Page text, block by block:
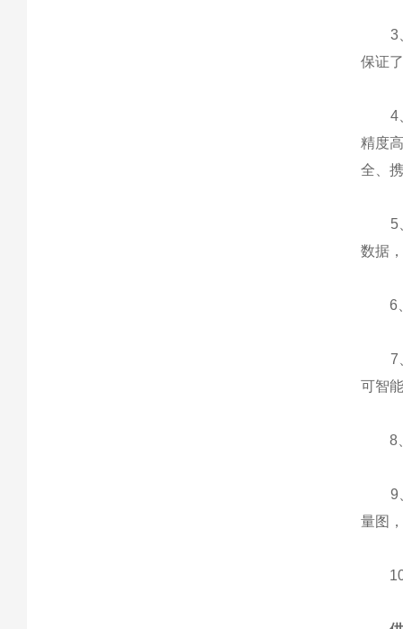
3、
保证
4、
精度
全、
5、
数据
6、
7、
可智
8、
9、
量图
10、